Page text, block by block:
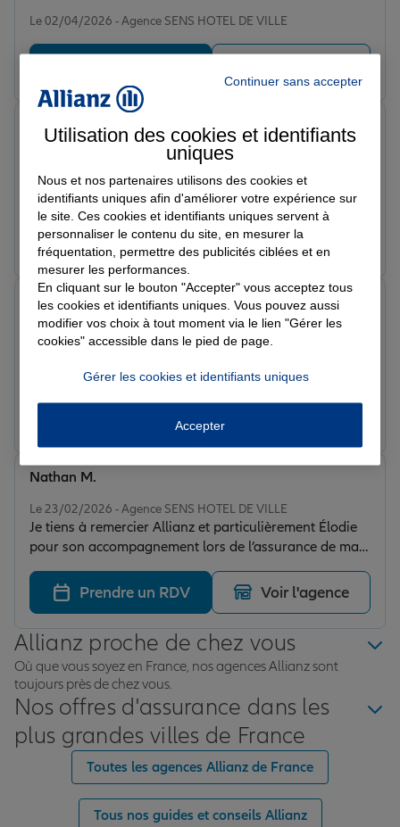
Le 02/04/2026 - Agence SENS HOTEL DE VILLE
Note de 5 sur 5
Le 11/03/2026 - Agence SENS HOTEL DE VILLE
Perrine a été très à l’écoute dans ce que je recherchais
et m’a donné les meilleurs conseils pour mon choix de
mutuelle
Dylan F.
Prendre un RDV Voir l'agence
Note de 5 sur 5
Le 26/02/2026 - Agence SENS HOTEL DE VILLE
Très satisfait du contact de la réactivité, de la
disponibilité et de l’écoute.
Romain L.
Prendre un RDV
Le 23/02/2026 - Agence SENS HOTEL DE VILLE
Je tiens à remercier Allianz et particulièrement Élodie
pour son accompagnement lors de l’assurance de ma
nouvelle voiture. Réactive, claire dans ses explications
et très professionnelle, tout a été fait rapidement et
efficacement. C’est rassurant d’être bien conseillé pour
un projet aussi important. Je recommande sans
hésitation !
Nathan M.
Prendre un RDV Voir l'agence
Allianz proche de chez vous
Où que vous soyez en France, nos agences Allianz sont
toujours près de chez vous.
Nos offres d'assurance dans les
plus grandes villes de France
Toutes les agences Allianz de France
Tous nos guides et conseils Allianz
Continuer sans accepter
Utilisation des cookies et identifiants
uniques
Nous et nos partenaires utilisons des cookies et
identifiants uniques afin d'améliorer votre expérience sur
le site. Ces cookies et identifiants uniques servent à
personnaliser le contenu du site, en mesurer la
fréquentation, permettre des publicités ciblées et en
mesurer les performances.
En cliquant sur le bouton "Accepter" vous acceptez tous
les cookies et identifiants uniques. Vous pouvez aussi
modifier vos choix à tout moment via le lien "Gérer les
cookies" accessible dans le pied de page.
Gérer les cookies et identifiants uniques
Accepter